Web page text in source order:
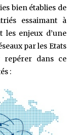
bien établies de
essaimant à
enjeux d’une
par les Etats
repérer dans ce
: